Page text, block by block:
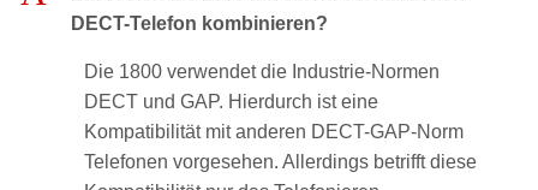
DECT-Telefon kombinieren?
Die 1800 verwendet die Industrie-Normen
DECT und GAP. Hierdurch ist eine
Kompatibilität mit anderen DECT-GAP-Norm
Telefonen vorgesehen. Allerdings betrifft diese